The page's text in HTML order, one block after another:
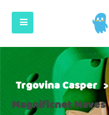
Trgovina Casper>
Magnificnet Maves